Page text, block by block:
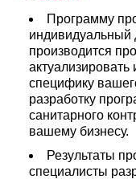
Программу
индивидуальный
производится
актуализировать
специфику
разработку
санитарного
вашему бизнесу.
Результаты
специалисты